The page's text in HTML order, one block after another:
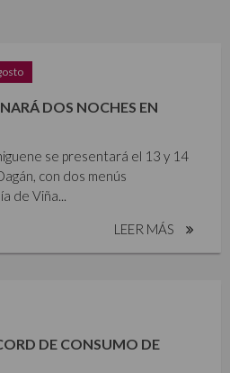
DOS NOCHES EN
se presentará el 13 y 14
con dos menús
de Viña...
LEER MÁS
DE CONSUMO DE